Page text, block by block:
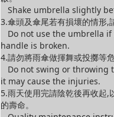
Shake umbrella slightly
3.傘頭及傘尾若有損壞的情形,
Do not use the umbrella if
handle is broken.
4.請勿將雨傘做揮舞或投擲等危
Do not swing or throwing
it may cause the injuries.
5.雨天使用完請陰乾後再收起,
的壽命。